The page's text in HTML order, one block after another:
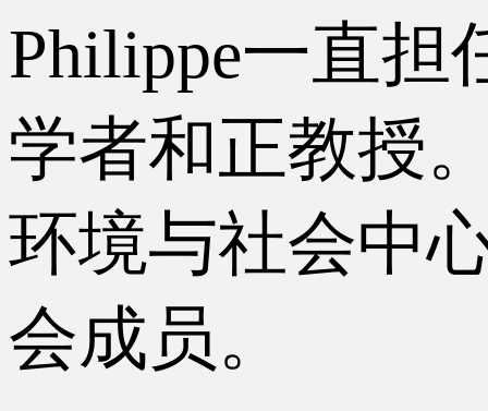
Philippe一直
学者和正教授
环境与社会中
会成员。